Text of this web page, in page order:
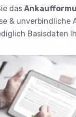
das
& unverbindliche
Basisdaten